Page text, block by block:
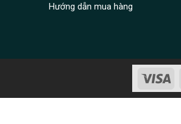
Hướng dẫn mua hàng